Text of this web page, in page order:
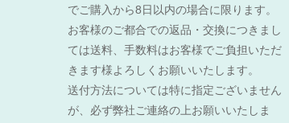
でご購入から8日以内の場合に限ります。
お客様のご都合での返品・交換につきまし
ては送料、手数料はお客様でご負担いただ
きます様よろしくお願いいたします。
送付方法については特に指定ございません
が、必ず弊社ご連絡の上お願いいたしま